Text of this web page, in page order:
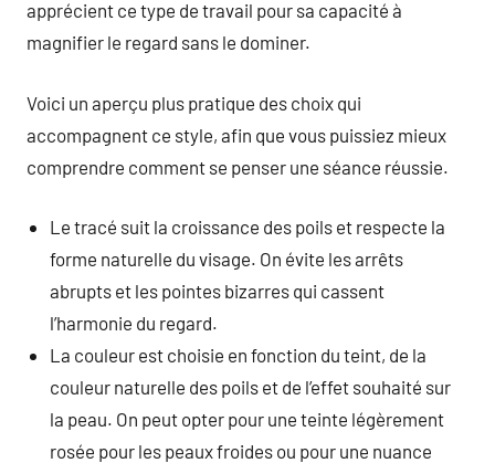
apprécient ce type de travail pour sa capacité à
magnifier le regard sans le dominer.
Voici un aperçu plus pratique des choix qui
accompagnent ce style, afin que vous puissiez mieux
comprendre comment se penser une séance réussie.
Le tracé suit la croissance des poils et respecte la
forme naturelle du visage. On évite les arrêts
abrupts et les pointes bizarres qui cassent
l’harmonie du regard.
La couleur est choisie en fonction du teint, de la
couleur naturelle des poils et de l’effet souhaité sur
la peau. On peut opter pour une teinte légèrement
rosée pour les peaux froides ou pour une nuance